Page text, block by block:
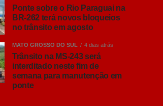
Ponte sobre o Rio Paraguai na
BR-262 terá novos bloqueios
no trânsito em agosto
MATO GROSSO DO SUL 4 dias atrás
Trânsito na MS-243 será
interditado neste fim de
semana para manutenção em
ponte